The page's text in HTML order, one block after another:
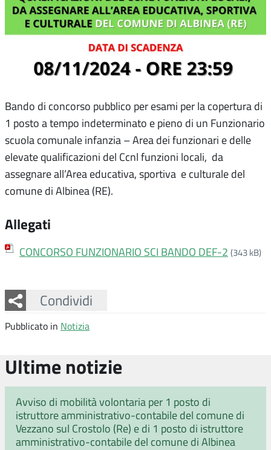
Bando di concorso pubblico per esami per la copertura di
1 posto a tempo indeterminato e pieno di un Funzionario
scuola comunale infanzia – Area dei funzionari e delle
elevate qualificazioni del Ccnl funzioni locali, da
assegnare all’Area educativa, sportiva e culturale del
comune di Albinea (RE).
Allegati
CONCORSO FUNZIONARIO SCI BANDO DEF-2 (343 kB)
Condividi
Facebook
Twitter
Whatsapp
Pubblicato in Notizia
Ultime notizie
Avviso di mobilità volontaria per 1 posto di
istruttore amministrativo-contabile del comune di
Vezzano sul Crostolo (Re) e di 1 posto di istruttore
amministrativo-contabile del comune di Albinea